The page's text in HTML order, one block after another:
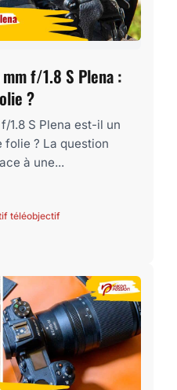
mm f/1.8 S Plena :
?
f/1.8 S Plena est-il un
folie ? La question
à une...
téléobjectif